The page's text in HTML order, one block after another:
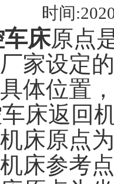
时间
床原点
家设定
体位置
床返回
床原点
床参考